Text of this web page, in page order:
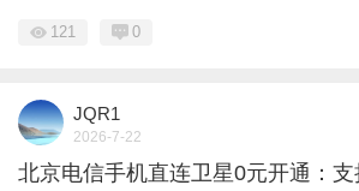
121 0
JQR1
2026-7-22
北京电信手机直连卫星0元开通：